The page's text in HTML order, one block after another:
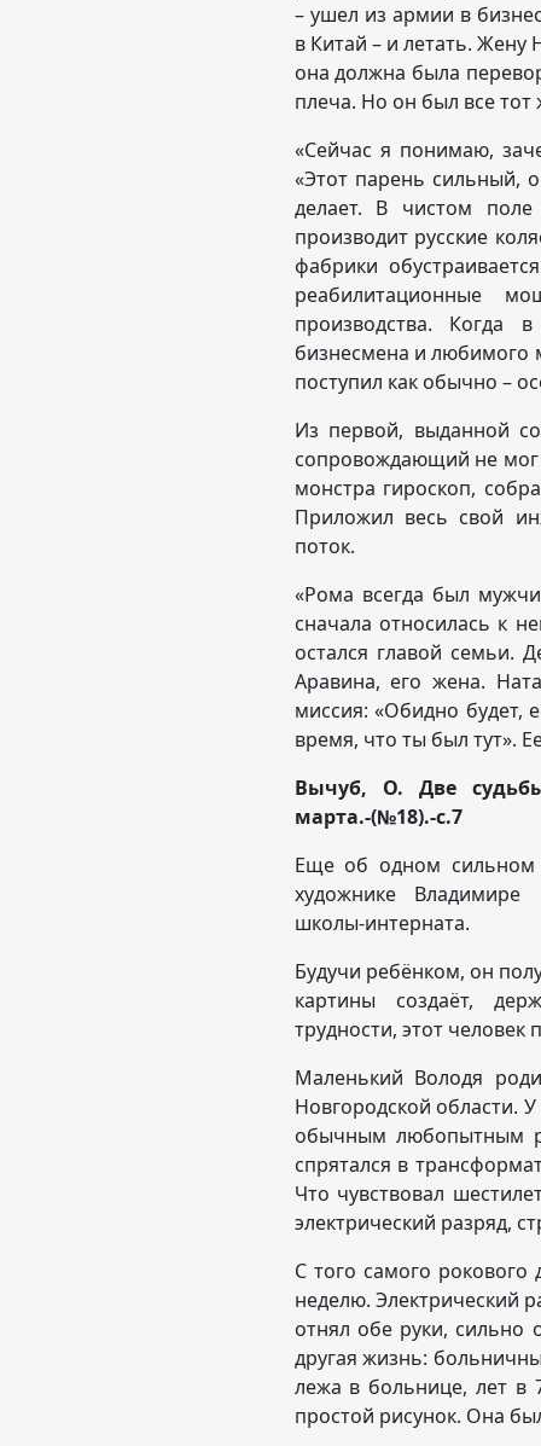
– ушел из армии в
в Китай – и летать. Жену
она должна была
плеча. Но он был все тот
«Сейчас я понимаю,
«Этот парень сильный,
делает. В чистом
производит русские
фабрики
реабилитационные
производства. Когда
бизнесмена и любимого
поступил как обычно –
Из первой, выданной
сопровождающий не мог
монстра гироскоп,
Приложил весь свой
поток.
«Рома всегда был
сначала относилась к
остался главой семьи.
Аравина, его жена.
миссия: «Обидно будет,
время, что ты был тут».
Вычуб, О. Две
марта.-(№18).-с.7
Еще об одном сильном
художнике Владимире
школы-интерната.
Будучи ребёнком, он
картины создаёт,
трудности, этот
Маленький Володя
Новгородской области.
обычным любопытным
спрятался в
Что чувствовал
электрический разряд,
С того самого
неделю. Электрический
отнял обе руки, сильно
другая жизнь:
лежа в больнице, лет в
простой рисунок. Она